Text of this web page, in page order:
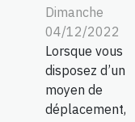
Dimanche
04/12/2022
Lorsque vous
disposez d’un
moyen de
déplacement,